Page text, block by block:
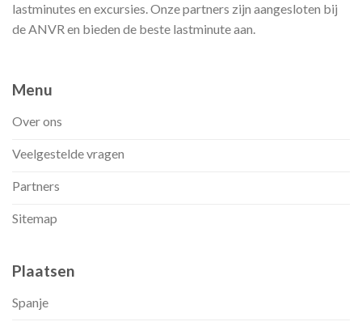
lastminutes en excursies. Onze partners zijn aangesloten bij
de ANVR en bieden de beste lastminute aan.
Menu
Over ons
Veelgestelde vragen
Partners
Sitemap
Plaatsen
Spanje